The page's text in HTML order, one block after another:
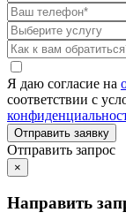
Я даю согласие на
соответствии с
Отправить запрос
×
Направить